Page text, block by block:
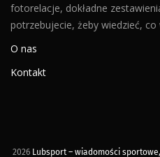
fotorelacje, dokładne
potrzebujecie, żeby wiedzieć,
O nas
Kontakt
2026 Lubsport – wiadomości